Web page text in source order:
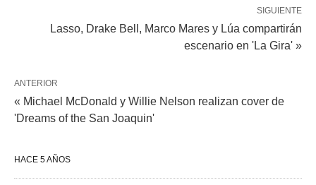
SIGUIENTE
Lasso, Drake Bell, Marco Mares y Lúa compartirán
escenario en 'La Gira' »
ANTERIOR
« Michael McDonald y Willie Nelson realizan cover de
'Dreams of the San Joaquin'
HACE 5 AÑOS